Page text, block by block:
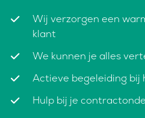
Wij verzorgen een
klant
We kunnen je alles
Actieve begeleiding
Hulp bij je